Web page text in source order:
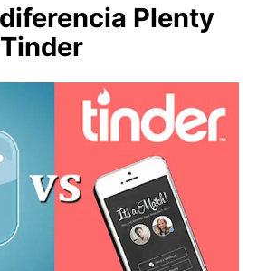
Plenty